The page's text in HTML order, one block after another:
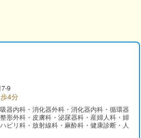
9
4分
器内科・消化器外科・消化器内科・循環器
形外科・皮膚科・泌尿器科・産婦人科・婦
ビリ科・放射線科・麻酔科・健康診断・人